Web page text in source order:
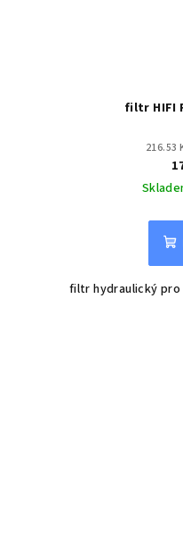
filtr HIFI
216.53
filtr hydraulický